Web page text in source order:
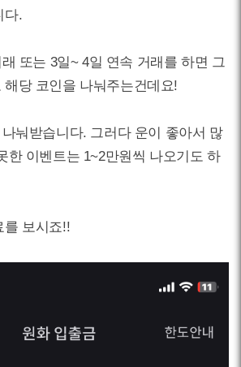
다.
또는 3일~ 4일 연속 거래를 하면 그
당 코인을 나눠주는건데요!
눠받습니다. 그러다 운이 좋아서 많
한 이벤트는 1~2만원씩 나오기도 하
를 보시죠!!